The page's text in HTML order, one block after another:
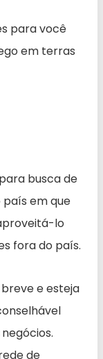
para você
em terras
busca de
em que
lo
fora do país.
e esteja
de